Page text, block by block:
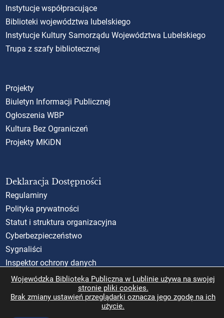
Instytucje współpracujące
Biblioteki województwa lubelskiego
Instytucje Kultury Samorządu Województwa Lubelskiego
Trupa z szafy bibliotecznej
Projekty
Biuletyn Informacji Publicznej
Ogłoszenia WBP
Kultura Bez Ograniczeń
Projekty MKiDN
Deklaracja Dostępności
Regulaminy
Polityka prywatności
Statut i struktura organizacyjna
Cyberbezpieczeństwo
Sygnaliści
Inspektor ochrony danych
Standardy Ochrony Małoletnich (SOM)
Rzecznik Praw Obywatelskich
Wojewódzka Biblioteka Publiczna w Lublinie używa na swojej
stronie pliki cookies.
Brak zmiany ustawień przeglądarki oznacza jego zgodę na ich
użycie.